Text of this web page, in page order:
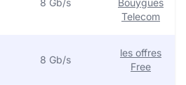
8 Gb/s
Bouygues
Telecom
8 Gb/s
les offres
Free